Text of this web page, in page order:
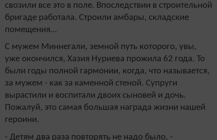
свозили все это в поле. Впоследствии в строительной
бригаде работала. Строили амбары, складские
помещения…
С мужем Миннегали, земной путь которого, увы,
уже окончился, Хазия Нуриева прожила 62 года. То
были годы полной гармонии, когда, что называется,
за мужем - как за каменной стеной. Супруги
вырастили и воспитали двоих сыновей и дочь.
Пожалуй, это самая большая награда жизни нашей
героини.
- Детям два раза повторять не надо было, -